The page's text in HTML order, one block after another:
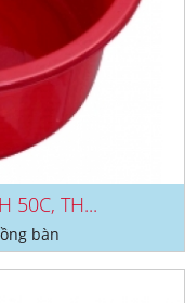
50C, TH...
bàn